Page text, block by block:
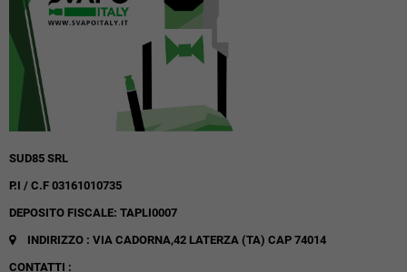
SUD85 SRL
P.I / C.F 03161010735
DEPOSITO FISCALE: TAPLI0007
INDIRIZZO : VIA CADORNA,42 LATERZA (TA) CAP 74014
CONTATTI :